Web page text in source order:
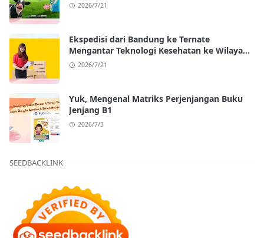
2026/7/21
Ekspedisi dari Bandung ke Ternate
Mengantar Teknologi Kesehatan ke Wilayah
Kepulauan
2026/7/21
Yuk, Mengenal Matriks Perjenjangan Buku
Jenjang B1
2026/7/3
SEEDBACKLINK